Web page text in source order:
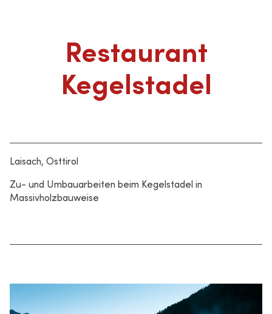
Restaurant
Kegelstadel
Laisach, Osttirol
Zu- und Umbauarbeiten beim Kegelstadel in
Massivholzbauweise